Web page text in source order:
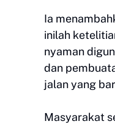
Ia
inilah
nyaman
dan
jalan yang
Masyarakat